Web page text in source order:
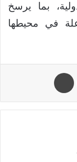
بما يرسخ
في محيطها